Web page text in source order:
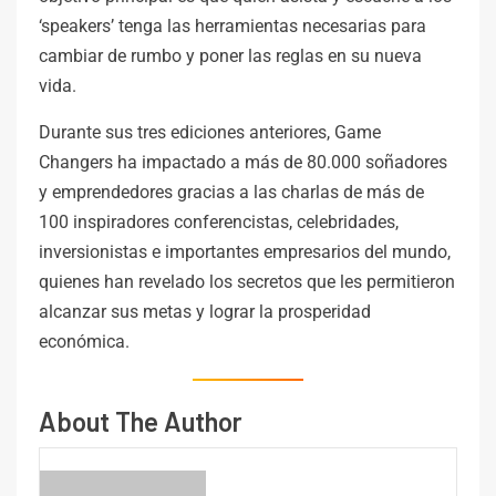
‘speakers’ tenga las herramientas necesarias para
cambiar de rumbo y poner las reglas en su nueva
vida.
Durante sus tres ediciones anteriores, Game
Changers ha impactado a más de 80.000 soñadores
y emprendedores gracias a las charlas de más de
100 inspiradores conferencistas, celebridades,
inversionistas e importantes empresarios del mundo,
quienes han revelado los secretos que les permitieron
alcanzar sus metas y lograr la prosperidad
económica.
About The Author